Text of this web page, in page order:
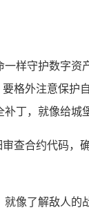
样守护数字
格外注意保
丁，就像给城
查合约代码
像了解敌人